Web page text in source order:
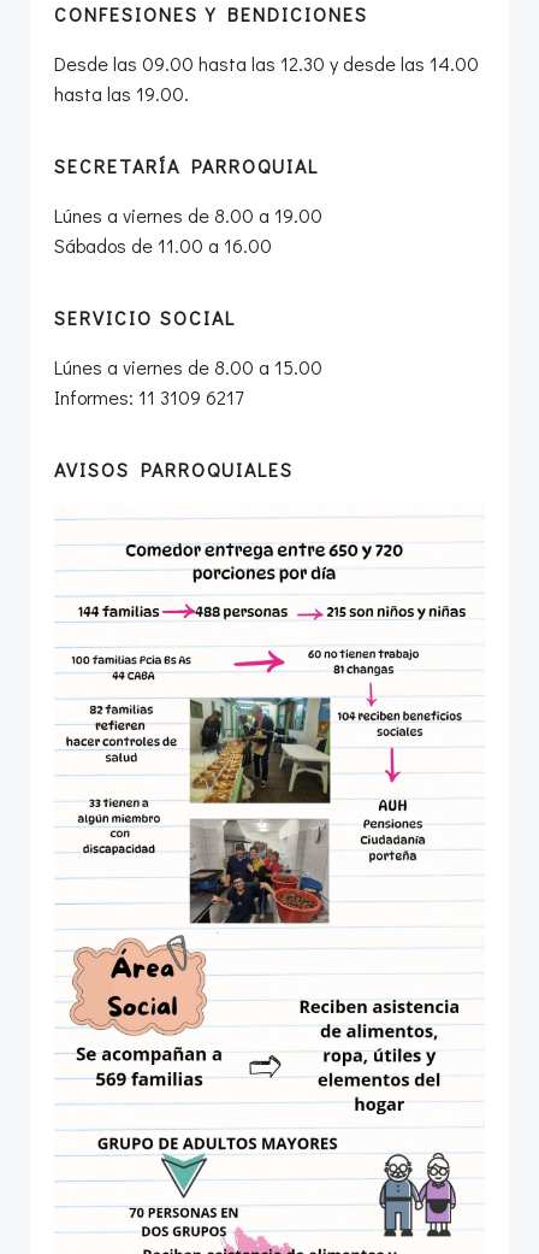
CONFESIONES Y BENDICIONES
Desde las 09.00 hasta las 12.30 y desde las 14.00
hasta las 19.00.
SECRETARÍA PARROQUIAL
Lúnes a viernes de 8.00 a 19.00
Sábados de 11.00 a 16.00
SERVICIO SOCIAL
Lúnes a viernes de 8.00 a 15.00
Informes: 11 3109 6217
AVISOS PARROQUIALES